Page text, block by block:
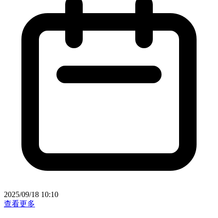
2025/09/18 10:10
查看更多